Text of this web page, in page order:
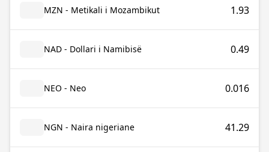
MZN - Metikali i Mozambikut 1.93
NAD - Dollari i Namibisë 0.49
NEO - Neo 0.016
NGN - Naira nigeriane 41.29